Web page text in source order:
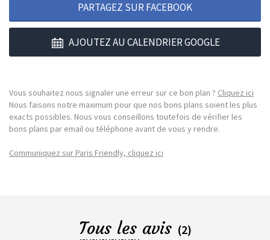
PARTAGEZ SUR FACEBOOK
AJOUTEZ AU CALENDRIER GOOGLE
Vous souhaitez nous signaler une erreur sur ce bon plan ? Cliquez ici
Nous faisons notre maximum pour que nos bons plans soient les plus
exacts possibles. Nous vous conseillons toutefois de vérifier les
bons plans par email ou téléphone avant de vous y rendre.
Communiquez sur Paris Friendly, cliquez ici
Tous les avis (2)